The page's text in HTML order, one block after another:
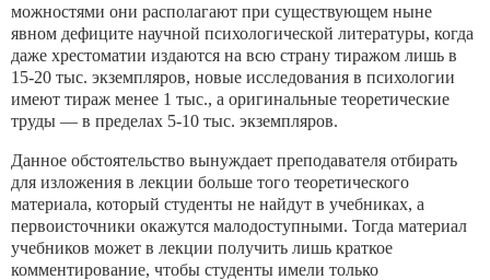
можностями они располагают при существующем ныне
явном дефиците научной психологической литературы, когда
даже хрестоматии издаются на всю страну тиражом лишь в
15-20 тыс. экземпляров, новые исследования в психологии
имеют тираж менее 1 тыс., а оригинальные теоретические
труды — в пределах 5-10 тыс. экземпляров.
Данное обстоятельство вынуждает преподавателя отбирать
для изложения в лекции больше того теоретического
материала, который студенты не найдут в учебниках, а
первоисточники окажутся малодоступными. Тогда материал
учебников может в лекции получить лишь краткое
комментирование, чтобы сту­денты имели только